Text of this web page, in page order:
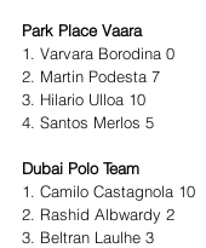
Park Place Vaara
1. Varvara Borodina 0
2. Martin Podesta 7
3. Hilario Ulloa 10
4. Santos Merlos 5
Dubai Polo Team
1. Camilo Castagnola 10
2. Rashid Albwardy 2
3. Beltran Laulhe 3